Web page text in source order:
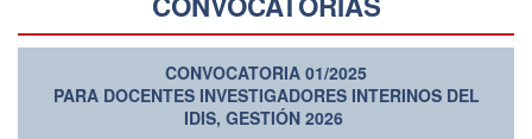
CONVOCATORIA 01/2025
PARA DOCENTES INVESTIGADORES INTERINOS DEL
IDIS, GESTIÓN 2026